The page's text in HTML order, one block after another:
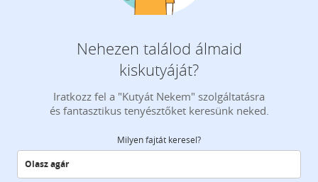
Nehezen találod álmaid
kiskutyáját?
Iratkozz fel a "Kutyát Nekem" szolgáltatásra
és fantasztikus tenyésztőket keresünk neked.
Milyen fajtát keresel?